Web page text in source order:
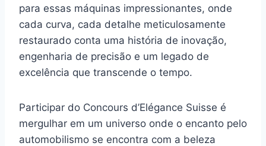
para essas máquinas impressionantes, onde
cada curva, cada detalhe meticulosamente
restaurado conta uma história de inovação,
engenharia de precisão e um legado de
excelência que transcende o tempo.
Participar do Concours d’Elégance Suisse é
mergulhar em um universo onde o encanto pelo
automobilismo se encontra com a beleza